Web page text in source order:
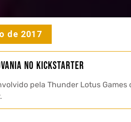
de 2017
no Kickstarter
pela Thunder Lotus